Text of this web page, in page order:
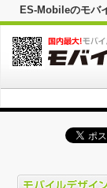
ES-Mobileのモバ